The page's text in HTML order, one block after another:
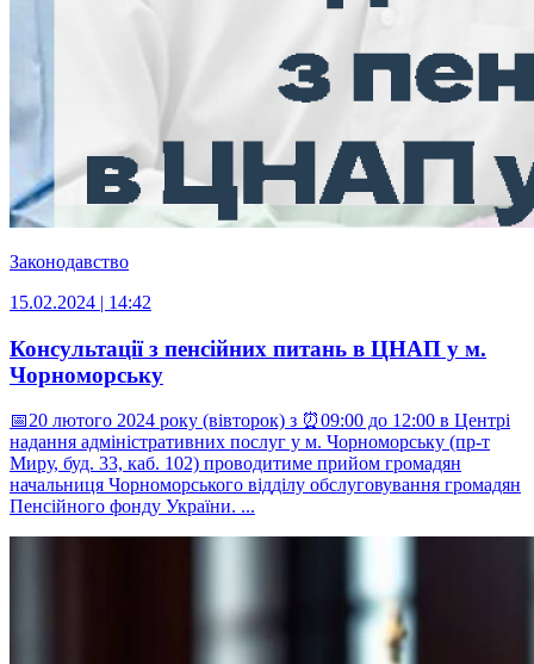
Законодавство
15.02.2024 | 14:42
Консультації з пенсійних питань в ЦНАП у м.
Чорноморську
📅20 лютого 2024 року (вівторок) з ⏰09:00 до 12:00 в Центрі
надання адміністративних послуг у м. Чорноморську (пр-т
Миру, буд. 33, каб. 102) проводитиме прийом громадян
начальниця Чорноморського відділу обслуговування громадян
Пенсійного фонду України. ...